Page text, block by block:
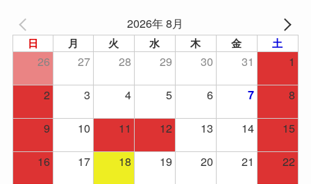
2026年 8月
日 月 火 水 木 金 土
26 27 28 29 30 31
1
2
3 4 5 6 7
8
9
10 11 12 13 14
15
16
17 18 19 20 21
22